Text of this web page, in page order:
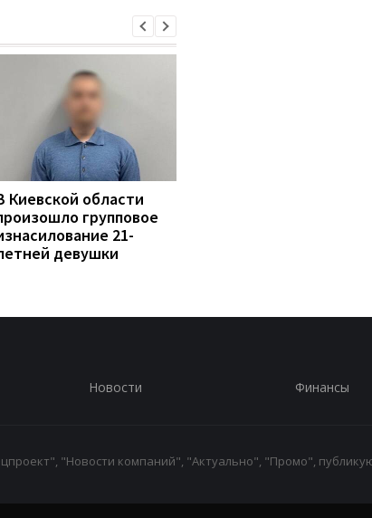
Киевской области
групповое
21-
девушки
Новости Финансы
"Новости компаний", "Актуально", "Промо",